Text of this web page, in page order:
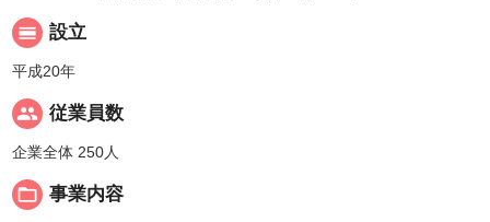
calendar_view_day 設立
平成20年
people 従業員数
企業全体 250人
folder_open 事業内容